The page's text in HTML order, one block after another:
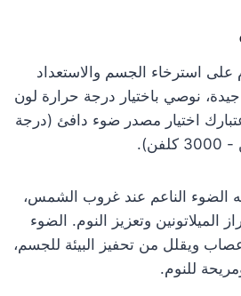
على استرخاء الجسم والاستعداد
نوصي باختيار درجة حرارة لون
اختيار مصدر ضوء دافئ (درجة
الضوء الناعم عند غروب الشمس،
الميلاتونين وتعزيز النوم. الضوء
ويقلل من تحفيز البيئة للجسم،
للنوم.